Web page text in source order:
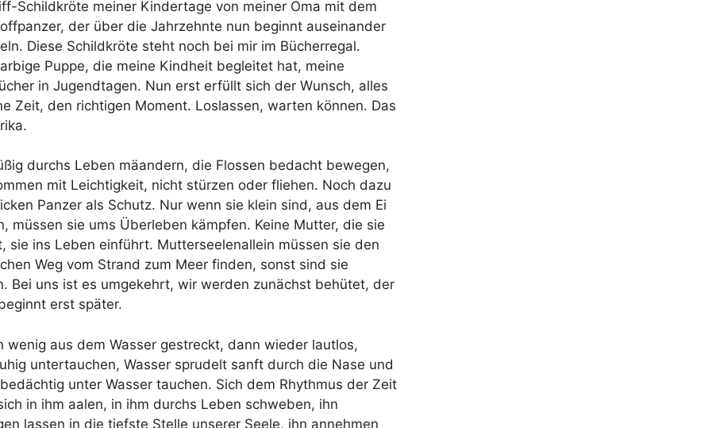
Schildkröte meiner Kindertage von meiner Oma mit dem
der über die Jahrzehnte nun beginnt auseinander
Diese Schildkröte steht noch bei mir im Bücherregal.
Puppe, die meine Kindheit begleitet hat, meine
in Jugendtagen. Nun erst erfüllt sich der Wunsch, alles
Zeit, den richtigen Moment. Loslassen, warten können. Das
durchs Leben mäandern, die Flossen bedacht bewegen,
mit Leichtigkeit, nicht stürzen oder fliehen. Noch dazu
Panzer als Schutz. Nur wenn sie klein sind, aus dem Ei
müssen sie ums Überleben kämpfen. Keine Mutter, die sie
sie ins Leben einführt. Mutterseelenallein müssen sie den
Weg vom Strand zum Meer finden, sonst sind sie
Bei uns ist es umgekehrt, wir werden zunächst behütet, der
erst später.
wenig aus dem Wasser gestreckt, dann wieder lautlos,
untertauchen, Wasser sprudelt sanft durch die Nase und
unter Wasser tauchen. Sich dem Rhythmus der Zeit
in ihm aalen, in ihm durchs Leben schweben, ihn
lassen in die tiefste Stelle unserer Seele, ihn annehmen